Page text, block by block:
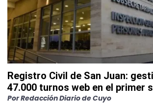
Registro Civil de San Juan:
47.000 turnos web en el primer
PorRedacción Diario de Cuyo